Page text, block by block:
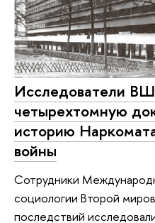
Исследователи
четырехтомную
историю
войны
Сотрудники
социологии Второй
последствий